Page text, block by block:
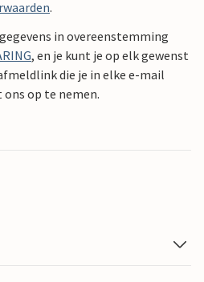
.
in overeenstemming
, en je kunt je op elk gewenst
die je in elke e-mail
op te nemen.